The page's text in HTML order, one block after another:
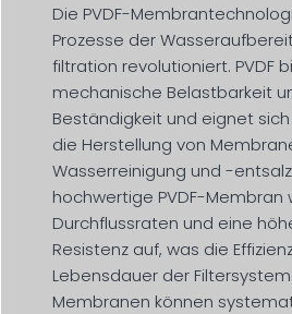
Die PVDF-
Prozesse der
filtration revolutioniert. PVDF
mechanische Belastbarkeit
Beständigkeit und eignet
die Herstellung von
Wasserreinigung und -
hochwertige PVDF-Membran
Durchflussraten und eine
Resistenz auf, was die
Lebensdauer der
Membranen können